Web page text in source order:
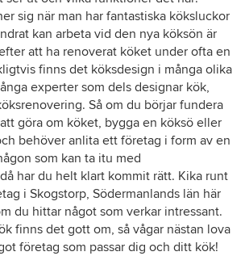
sig när man har fantastiska köksluckor
kan arbeta vid den nya köksön är
att ha renoverat köket under ofta en
finns det köksdesign i många olika
experter som dels designar kök,
Så om du börjar fundera
göra om köket, bygga en köksö eller
behöver anlita ett företag i form av en
som kan ta itu med
har du helt klart kommit rätt. Kika runt
i Skogstorp, Södermanlands län här
du hittar något som verkar intressant.
finns det gott om, så vågar nästan lova
företag som passar dig och ditt kök!